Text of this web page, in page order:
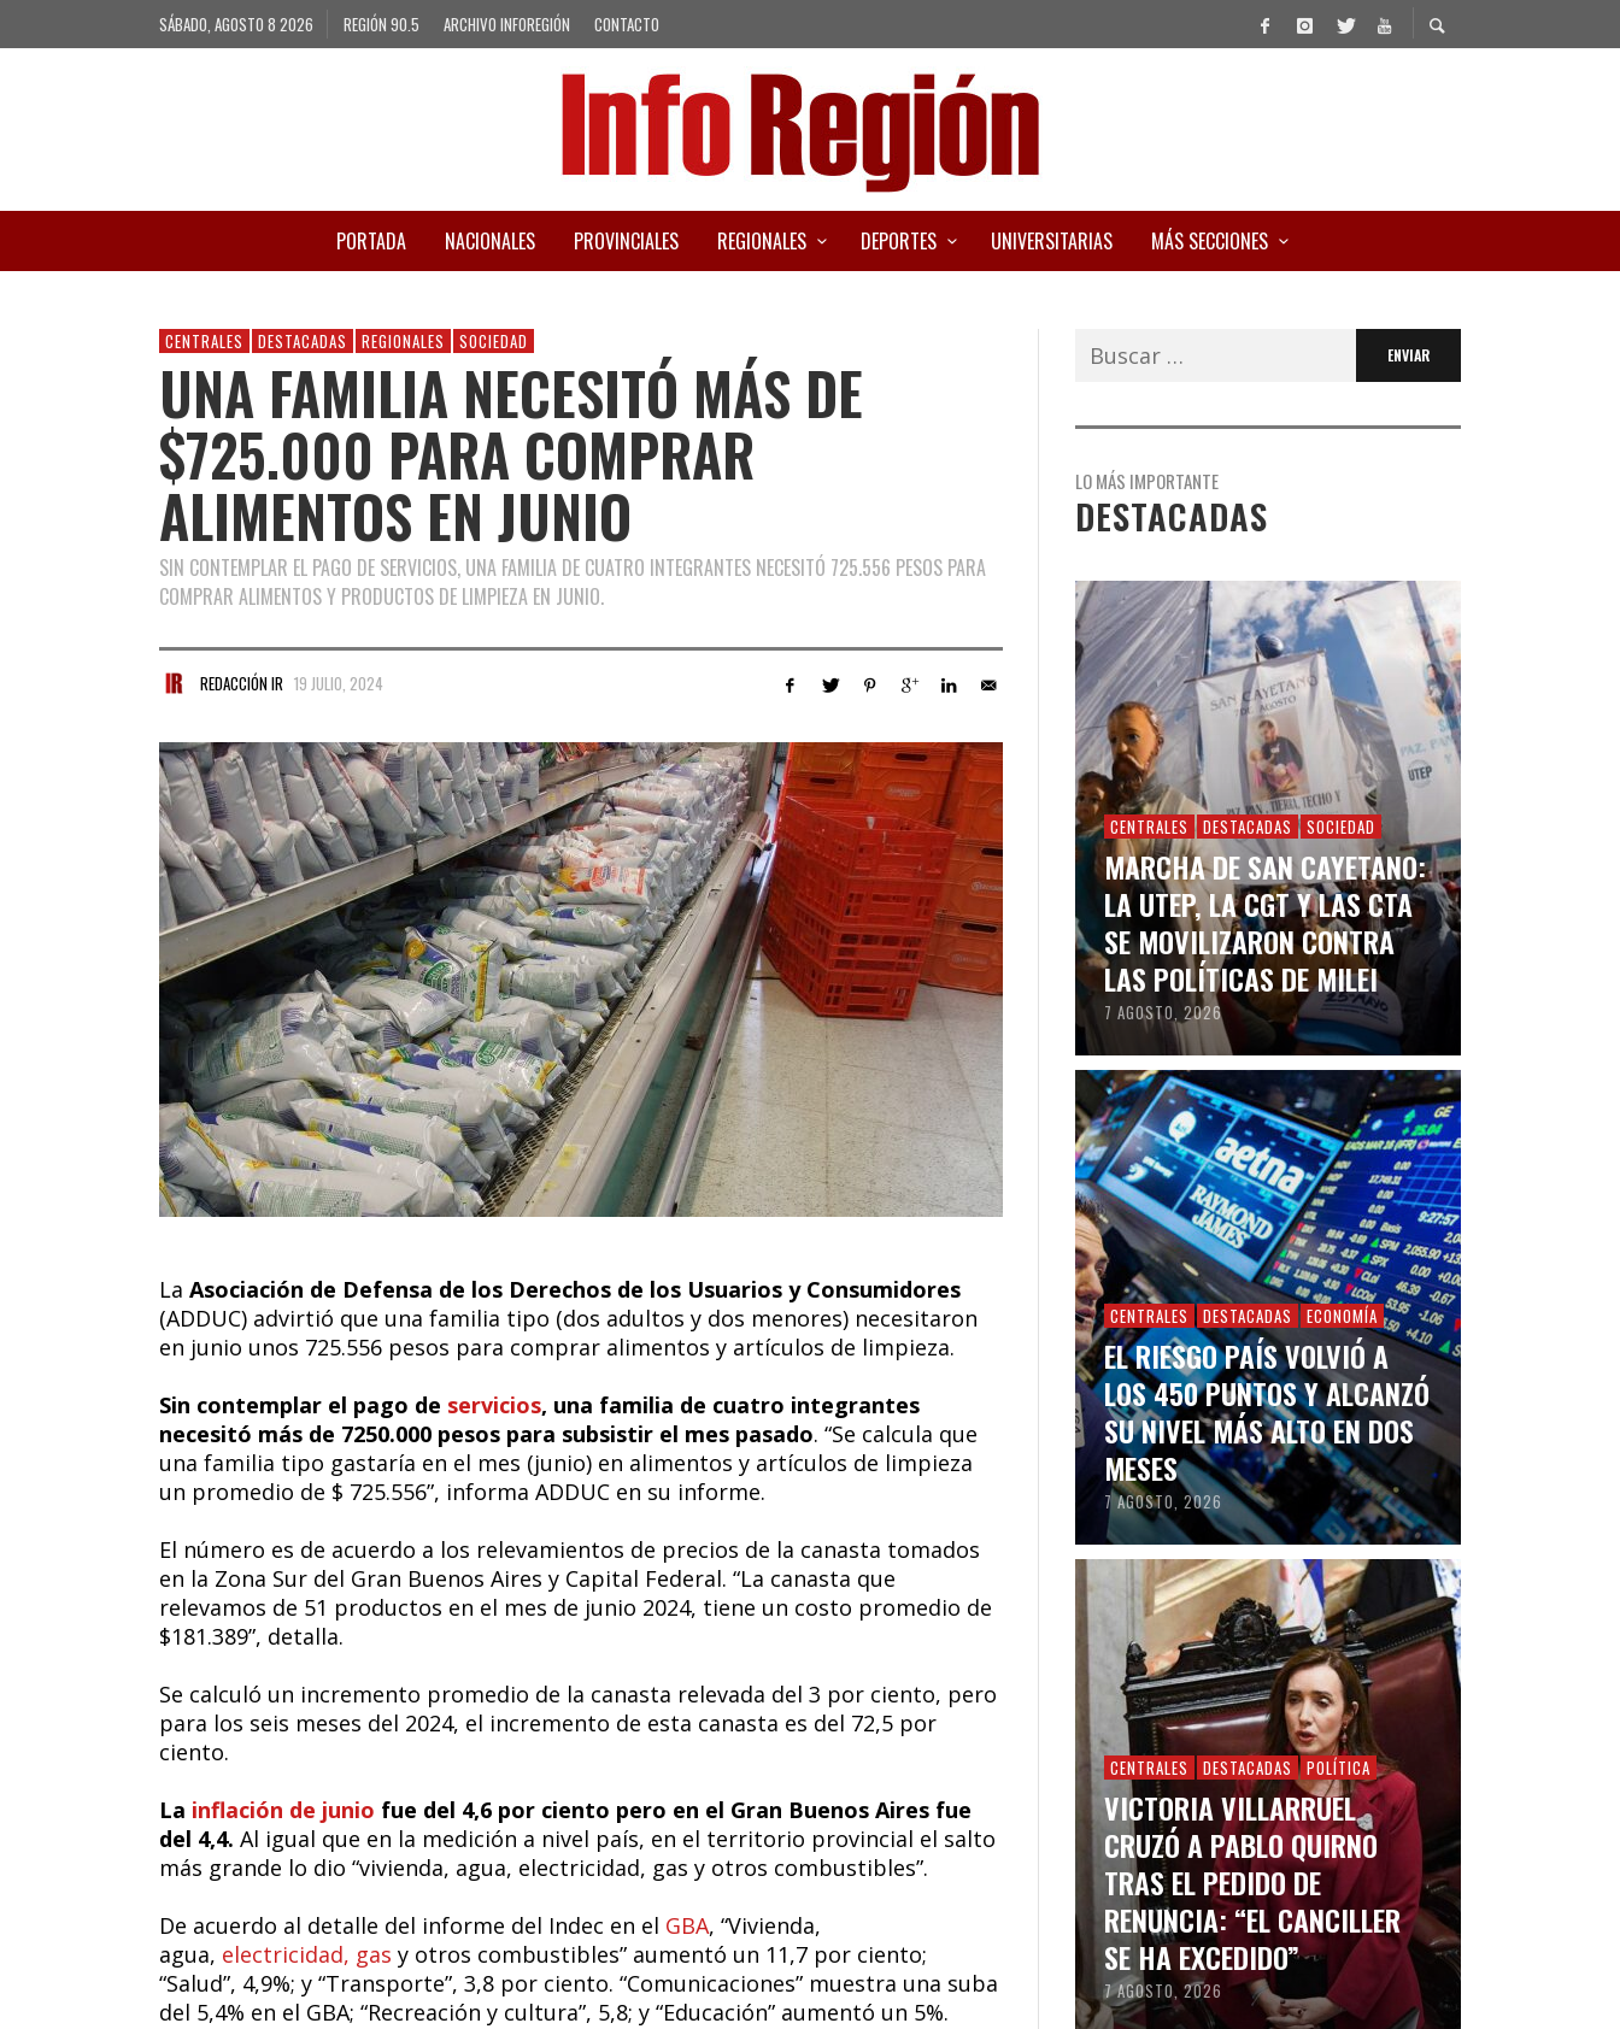
SÁBADO, AGOSTO 8 2026 REGIÓN 90.5 ARCHIVO INFOREGIÓN CONTACTO
PORTADA NACIONALES PROVINCIALES REGIONALES DEPORTES UNIVERSITARIAS MÁS SECCIONES
CENTRALES DESTACADAS REGIONALES SOCIEDAD
UNA FAMILIA NECESITÓ MÁS DE
$725.000 PARA COMPRAR
ALIMENTOS EN JUNIO
SIN CONTEMPLAR EL PAGO DE SERVICIOS, UNA FAMILIA DE CUATRO INTEGRANTES NECESITÓ 725.556 PESOS PARA
COMPRAR ALIMENTOS Y PRODUCTOS DE LIMPIEZA EN JUNIO.
REDACCIÓN IR 19 JULIO, 2024
La Asociación de Defensa de los Derechos de los Usuarios y Consumidores
(ADDUC) advirtió que una familia tipo (dos adultos y dos menores) necesitaron
en junio unos 725.556 pesos para comprar alimentos y artículos de limpieza.
Sin contemplar el pago de servicios, una familia de cuatro integrantes
necesitó más de 7250.000 pesos para subsistir el mes pasado. “Se calcula que
una familia tipo gastaría en el mes (junio) en alimentos y artículos de limpieza
un promedio de $ 725.556”, informa ADDUC en su informe.
El número es de acuerdo a los relevamientos de precios de la canasta tomados
en la Zona Sur del Gran Buenos Aires y Capital Federal. “La canasta que
relevamos de 51 productos en el mes de junio 2024, tiene un costo promedio de
$181.389”, detalla.
Se calculó un incremento promedio de la canasta relevada del 3 por ciento, pero
para los seis meses del 2024, el incremento de esta canasta es del 72,5 por
ciento.
La inflación de junio fue del 4,6 por ciento pero en el Gran Buenos Aires fue
del 4,4. Al igual que en la medición a nivel país, en el territorio provincial el salto
más grande lo dio “vivienda, agua, electricidad, gas y otros combustibles”.
De acuerdo al detalle del informe del Indec en el GBA, “Vivienda,
agua, electricidad, gas y otros combustibles” aumentó un 11,7 por ciento;
“Salud”, 4,9%; y “Transporte”, 3,8 por ciento. “Comunicaciones” muestra una suba
del 5,4% en el GBA; “Recreación y cultura”, 5,8; y “Educación” aumentó un 5%.
Buscar:
LO MÁS IMPORTANTE
DESTACADAS
CENTRALES DESTACADAS SOCIEDAD
MARCHA DE SAN CAYETANO:
LA UTEP, LA CGT Y LAS CTA
SE MOVILIZARON CONTRA
LAS POLÍTICAS DE MILEI
7 AGOSTO, 2026
CENTRALES DESTACADAS ECONOMÍA
EL RIESGO PAÍS VOLVIÓ A
LOS 450 PUNTOS Y ALCANZÓ
SU NIVEL MÁS ALTO EN DOS
MESES
7 AGOSTO, 2026
CENTRALES DESTACADAS POLÍTICA
VICTORIA VILLARRUEL
CRUZÓ A PABLO QUIRNO
TRAS EL PEDIDO DE
RENUNCIA: “EL CANCILLER
SE HA EXCEDIDO”
7 AGOSTO, 2026